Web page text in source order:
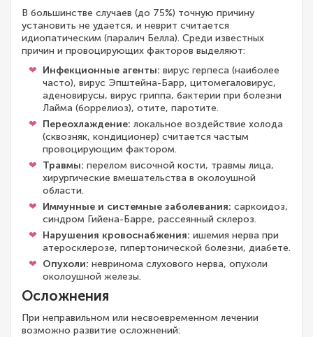
В большинстве случаев (до 75%) точную причину
установить не удается, и неврит считается
идиопатическим (паралич Белла). Среди известных
причин и провоцирующих факторов выделяют:
Инфекционные агенты: вирус герпеса (наиболее
часто), вирус Эпштейна-Барр, цитомегаловирус,
аденовирусы, вирус гриппа, бактерии при болезни
Лайма (боррелиоз), отите, паротите.
Переохлаждение: локальное воздействие холода
(сквозняк, кондиционер) считается частым
провоцирующим фактором.
Травмы: перелом височной кости, травмы лица,
хирургические вмешательства в околоушной
области.
Иммунные и системные заболевания: саркоидоз,
синдром Гийена-Барре, рассеянный склероз.
Нарушения кровоснабжения: ишемия нерва при
атеросклерозе, гипертонической болезни, диабете.
Опухоли: невринома слухового нерва, опухоли
околоушной железы.
Осложнения
При неправильном или несвоевременном лечении
возможно развитие осложнений: